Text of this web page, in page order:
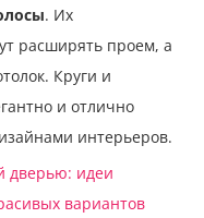
. Их
расширять проем, а
Круги и
и отлично
интерьеров.